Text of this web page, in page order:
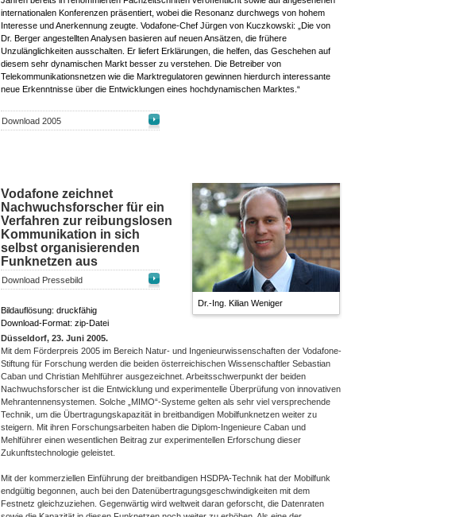
internationalen Konferenzen präsentiert, wobei die Resonanz durchwegs von hohem
Interesse und Anerkennung zeugte. Vodafone-Chef Jürgen von Kuczkowski: „Die von
Dr. Berger angestellten Analysen basieren auf neuen Ansätzen, die frühere
Unzulänglichkeiten ausschalten. Er liefert Erklärungen, die helfen, das Geschehen auf
diesem sehr dynamischen Markt besser zu verstehen. Die Betreiber von
Telekommunikationsnetzen wie die Marktregulatoren gewinnen hierdurch interessante
neue Erkenntnisse über die Entwicklungen eines hochdynamischen Marktes.“
Download 2005
Vodafone zeichnet
Nachwuchsforscher für ein
Verfahren zur reibungslosen
Kommunikation in sich
selbst organisierenden
Funknetzen aus
Download Pressebild
Bildauflösung: druckfähig
Download-Format: zip-Datei
Dr.-Ing. Kilian Weniger
Düsseldorf, 23. Juni 2005.
Mit dem Förderpreis 2005 im Bereich Natur- und Ingenieurwissenschaften der Vodafone-
Stiftung für Forschung werden die beiden österreichischen Wissenschaftler Sebastian
Caban und Christian Mehlführer ausgezeichnet. Arbeitsschwerpunkt der beiden
Nachwuchsforscher ist die Entwicklung und experimentelle Überprüfung von innovativen
Mehrantennensystemen. Solche „MIMO“-Systeme gelten als sehr viel versprechende
Technik, um die Übertragungskapazität in breitbandigen Mobilfunknetzen weiter zu
steigern. Mit ihren Forschungsarbeiten haben die Diplom-Ingenieure Caban und
Mehlführer einen wesentlichen Beitrag zur experimentellen Erforschung dieser
Zukunftstechnologie geleistet.
Mit der kommerziellen Einführung der breitbandigen HSDPA-Technik hat der Mobilfunk
endgültig begonnen, auch bei den Datenübertragungsgeschwindigkeiten mit dem
Festnetz gleichzuziehen. Gegenwärtig wird weltweit daran geforscht, die Datenraten